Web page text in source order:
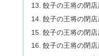
餃子の王将の閉
餃子の王将の閉
餃子の王将の閉
餃子の王将の閉